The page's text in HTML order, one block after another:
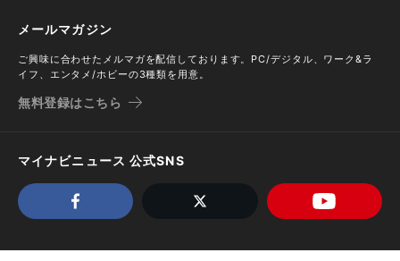
メールマガジン
ご興味に合わせたメルマガを配信しております。PC/デジタル、ワーク&ラ
イフ、エンタメ/ホビーの3種類を用意。
無料登録はこちら
マイナビニュース 公式SNS